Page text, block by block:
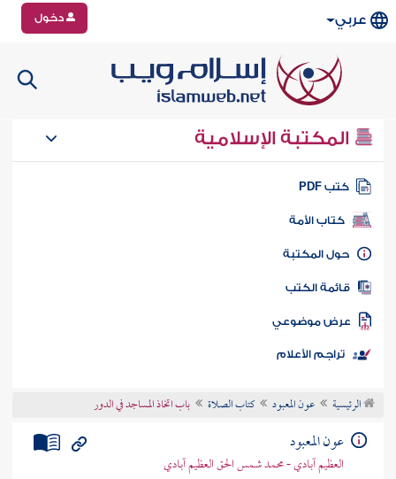
عربي دخول
المكتبة الإسلامية
كتب PDF
كتاب الأمة
المكتبة
الكتب
موضوعي
تراجم الأعلام
الرئيسية عون المعبود كتاب الصلاة باب اتخاذ المساجد في الدور
عون المعبود
العظيم آبادي - محمد شمس الحق العظيم آبادي